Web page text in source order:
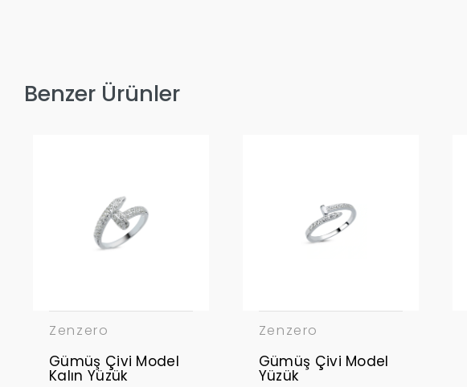
Benzer Ürünler
Zenzero
Gümüş Çivi Model
Kalın Yüzük
Zenzero
Gümüş Çivi Model
Yüzük